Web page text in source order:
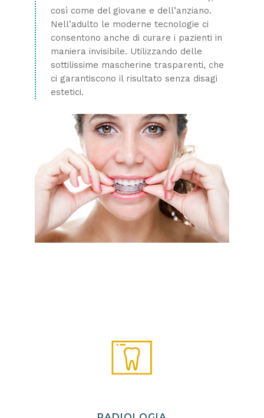
così come del giovane e dell’anziano.
Nell’adulto le moderne tecnologie ci
consentono anche di curare i pazienti in
maniera invisibile. Utilizzando delle
sottilissime mascherine trasparenti, che
ci garantiscono il risultato senza disagi
estetici.